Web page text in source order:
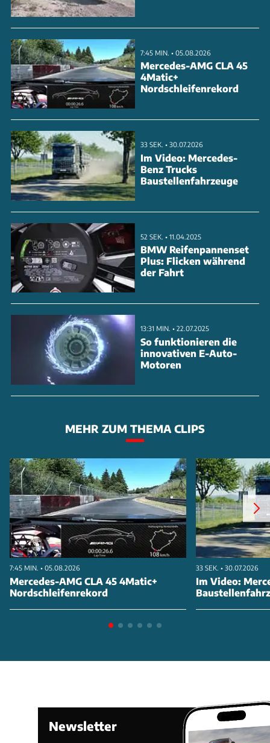
Motorleistungen. Als Teil der 'Volvo Cars Superset'-
Architektur nutzt die E-Limousine modernste Soft-
und Hardware. Der Marktstart ist für 2025 geplant,
parallel entwickelt Volvo auch eine kompaktere
ES60-Version.
7:45 MIN. • 05.08.2026
Mercedes-AMG CLA 45
4Matic+
Nordschleifenrekord
33 SEK. • 30.07.2026
Im Video: Mercedes-
Benz Trucks
Baustellenfahrzeuge
52 SEK. • 11.04.2025
BMW Reifenpannenset
Plus: Flicken während
der Fahrt
13:31 MIN. • 22.07.2025
So funktionieren die
innovativen E-Auto-
Motoren
MEHR ZUM THEMA CLIPS
7:45 MIN. • 05.08.2026
Mercedes-AMG CLA 45 4Matic+
Nordschleifenrekord
33 SEK. • 30.07.2026
Im Video:
Newsletter